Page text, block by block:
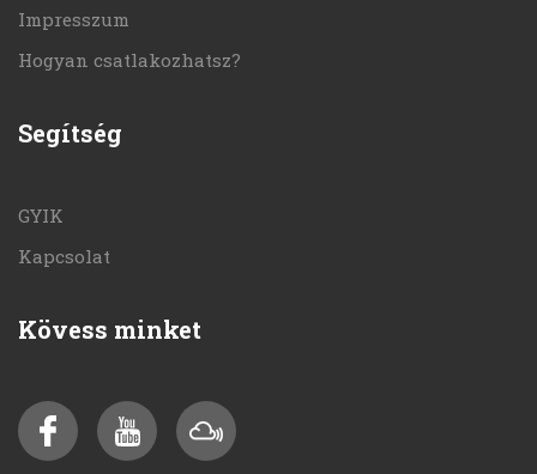
Impresszum
Hogyan csatlakozhatsz?
Segítség
GYIK
Kapcsolat
Kövess minket